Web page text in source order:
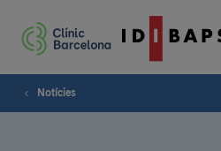
Notícies